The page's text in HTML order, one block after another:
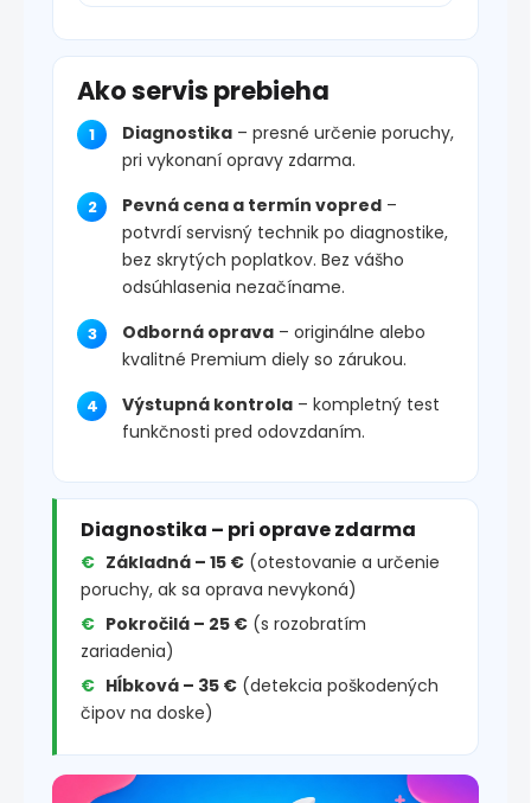
Ako servis prebieha
Diagnostika – presné určenie poruchy,
pri vykonaní opravy zdarma.
Pevná cena a termín vopred –
potvrdí servisný technik po diagnostike,
bez skrytých poplatkov. Bez vášho
odsúhlasenia nezačíname.
Odborná oprava – originálne alebo
kvalitné Premium diely so zárukou.
Výstupná kontrola – kompletný test
funkčnosti pred odovzdaním.
Diagnostika – pri oprave zdarma
Základná – 15 € (otestovanie a určenie
poruchy, ak sa oprava nevykoná)
Pokročilá – 25 € (s rozobratím
zariadenia)
Hĺbková – 35 € (detekcia poškodených
čipov na doske)